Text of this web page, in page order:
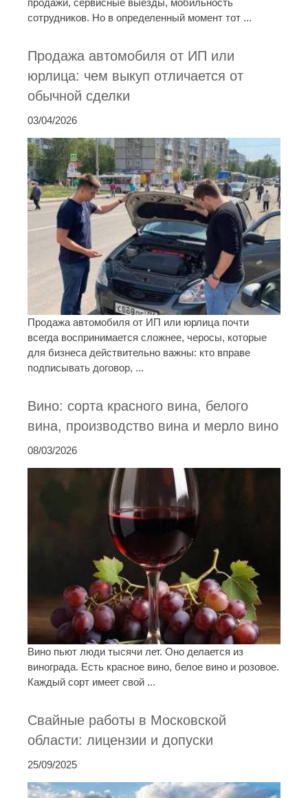
продажи, сервисные выезды, мобильность
сотрудников. Но в определенный момент тот ...
Продажа автомобиля от ИП или
юрлица: чем выкуп отличается от
обычной сделки
03/04/2026
Продажа автомобиля от ИП или юрлица почти
всегда воспринимается сложнее, черосы, которые
для бизнеса действительно важны: кто вправе
подписывать договор, ...
Вино: сорта красного вина, белого
вина, производство вина и мерло вино
08/03/2026
Вино пьют люди тысячи лет. Оно делается из
винограда. Есть красное вино, белое вино и розовое.
Каждый сорт имеет свой ...
Свайные работы в Московской
области: лицензии и допуски
25/09/2025